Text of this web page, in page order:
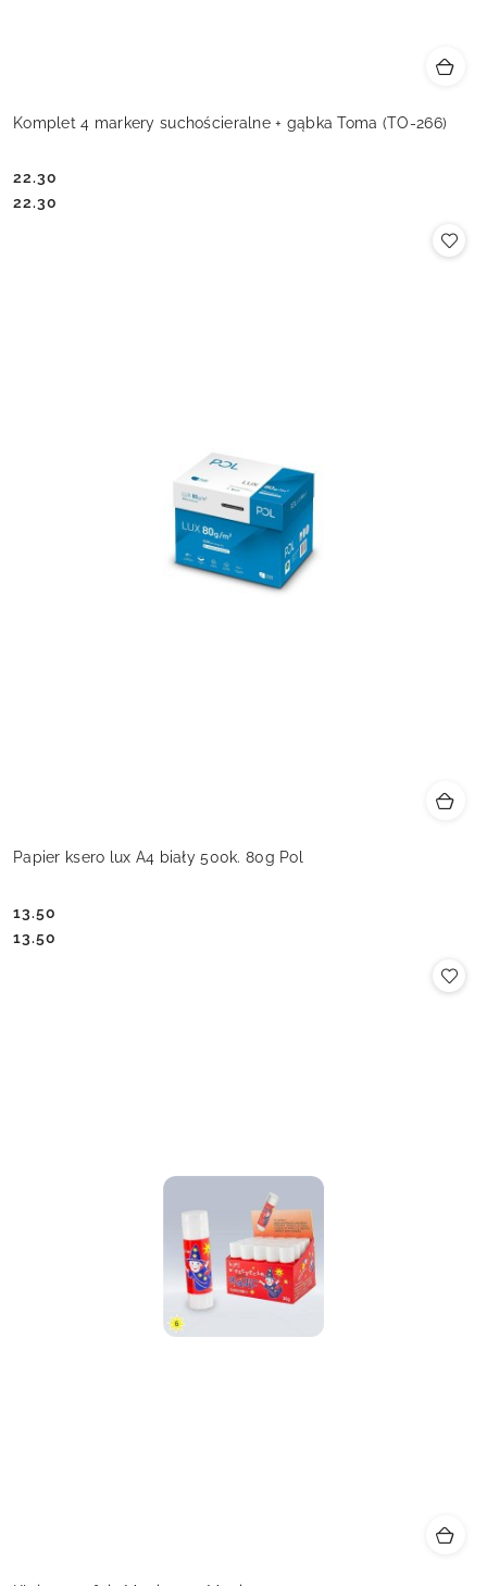
Komplet 4 markery suchościeralne + gąbka Toma (TO-266)
Cena:
22.30
Cena:
22.30
Papier ksero lux A4 biały 500k. 80g Pol
Cena:
13.50
Cena:
13.50